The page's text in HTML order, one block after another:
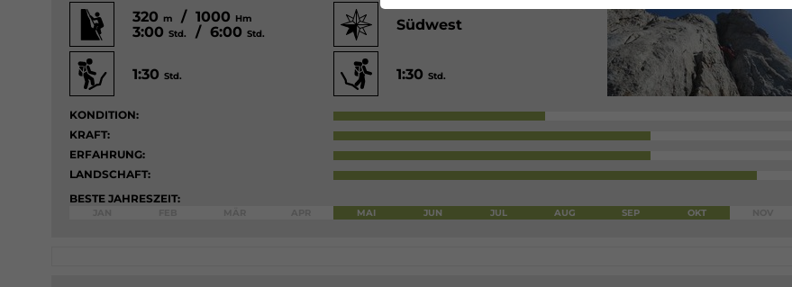
320m / 1000 Hm
3:00Std. / 6:00Std.
Südwest
1:30Std. 1:30Std.
KONDITION:
KRAFT:
ERFAHRUNG:
LANDSCHAFT:
BESTE JAHRESZEIT:
MAI JUN JUL AUG SEP OKT